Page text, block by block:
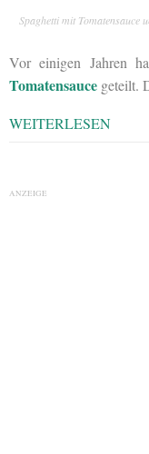
Spaghetti mit Tomatensauce
Vor einigen Jahren
Tomatensauce geteilt.
WEITERLESEN
ANZEIGE